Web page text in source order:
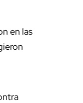
en las